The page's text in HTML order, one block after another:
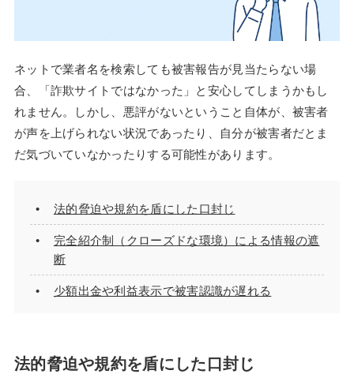
ネットで業者名を検索しても被害報告が見当たらない場
合、「詐欺サイトではなかった」と安心してしまうかもし
れません。しかし、悪評がないということ自体が、被害者
が声を上げられない状況であったり、自分が被害者だとま
だ気づいていなかったりする可能性があります。
法的脅迫や規約を盾にした口封じ
完全紹介制（クローズドな環境）による情報の遮
断
少額出金や利益表示で被害認識が遅れる
法的脅迫や規約を盾にした口封じ